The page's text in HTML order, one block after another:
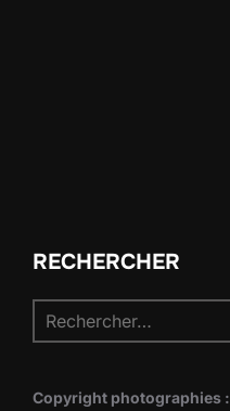
RECHERCHER
pour :
Copyright photographies :